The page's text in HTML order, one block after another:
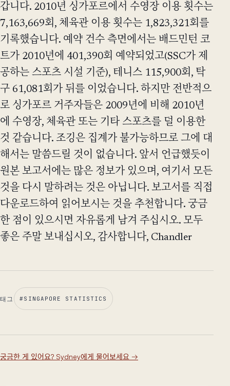
갑니다. 2010년 싱가포르에서 수영장 이용 횟수는
7,163,669회, 체육관 이용 횟수는 1,823,321회를
기록했습니다. 예약 건수 측면에서는 배드민턴 코
트가 2010년에 401,390회 예약되었고(SSC가 제
공하는 스포츠 시설 기준), 테니스 115,900회, 탁
구 61,081회가 뒤를 이었습니다. 하지만 전반적으
로 싱가포르 거주자들은 2009년에 비해 2010년
에 수영장, 체육관 또는 기타 스포츠를 덜 이용한
것 같습니다. 조깅은 집계가 불가능하므로 그에 대
해서는 말씀드릴 것이 없습니다. 앞서 언급했듯이
원본 보고서에는 많은 정보가 있으며, 여기서 모든
것을 다시 말하려는 것은 아닙니다. 보고서를 직접
다운로드하여 읽어보시는 것을 추천합니다. 궁금
한 점이 있으시면 자유롭게 남겨 주십시오. 모두
좋은 주말 보내십시오, 감사합니다, Chandler
태그 #SINGAPORE STATISTICS
궁금한 게 있어요? Sydney에게 물어보세요 →